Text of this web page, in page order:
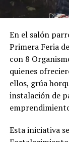
En el salón
Primera Feria
con 8
quienes
ellos, grúa
instalación de
Esta iniciativa